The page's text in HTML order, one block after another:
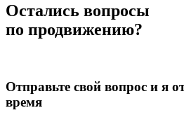
Остались вопросы
по продвижению?
Отправьте свой вопрос и я
время